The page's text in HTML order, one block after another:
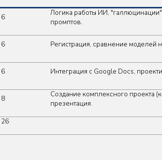
6
Логика работы ИИ,
промптов.
6 Регистрация, сравнение моделей
6 Интеграция с Google Docs,
8
Создание комплексного проекта
презентация.
26